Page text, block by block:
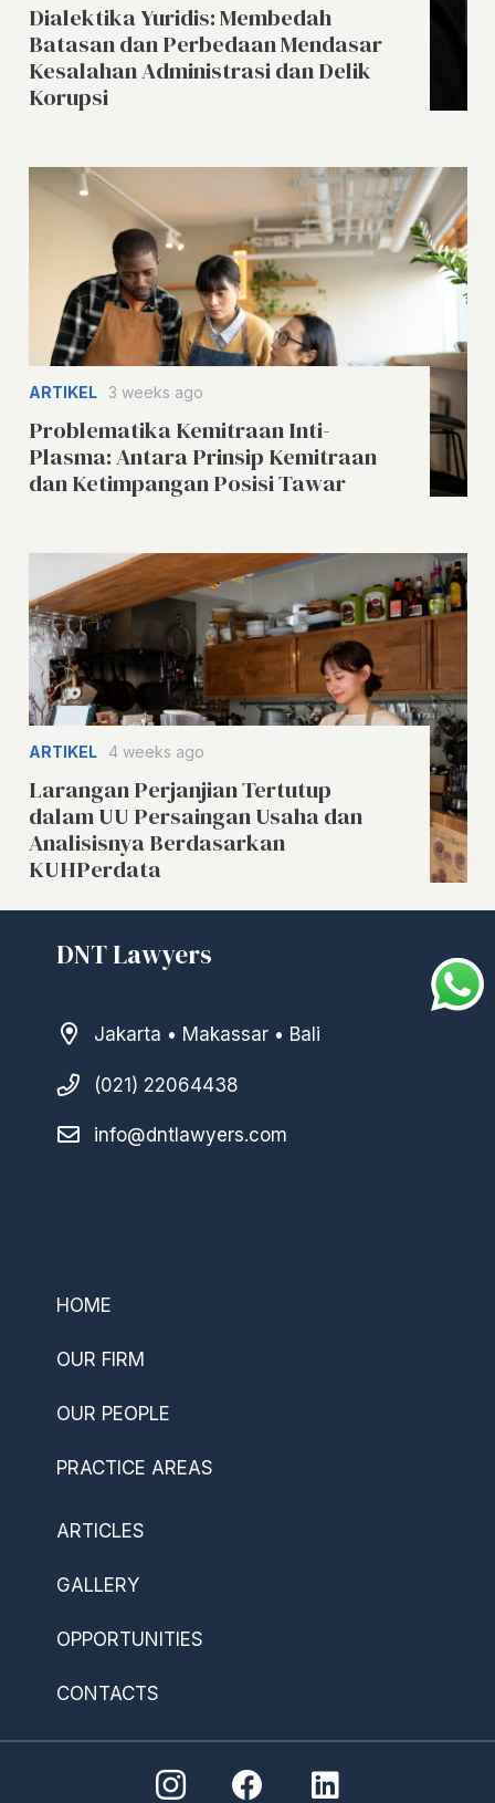
Dialektika Yuridis: Membedah
Batasan dan Perbedaan Mendasar
Kesalahan Administrasi dan Delik
Korupsi
ARTIKEL 3 weeks ago
Problematika Kemitraan Inti-
Plasma: Antara Prinsip Kemitraan
dan Ketimpangan Posisi Tawar
ARTIKEL 4 weeks ago
Larangan Perjanjian Tertutup
dalam UU Persaingan Usaha dan
Analisisnya Berdasarkan
KUHPerdata
DNT Lawyers
Jakarta • Makassar • Bali
(021) 22064438
info@dntlawyers.com
HOME
OUR FIRM
OUR PEOPLE
PRACTICE AREAS
ARTICLES
GALLERY
OPPORTUNITIES
CONTACTS